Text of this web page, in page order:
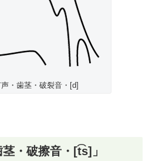
・歯茎・破裂音・[d]
・破擦音・[t͡s]」